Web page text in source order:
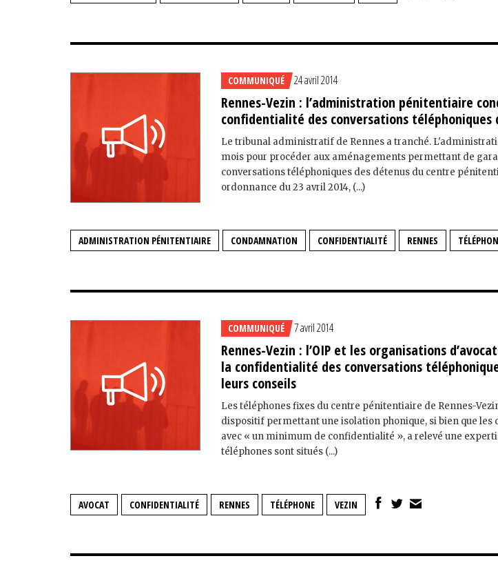
COMMUNIQUÉ 24 avril 2014
Rennes-Vezin : l’administration pénitentiaire
confidentialité des conversations téléphoniques
Le tribunal administratif de Rennes a tranché.
mois pour procéder aux aménagements permettant de
conversations téléphoniques des détenus du centre
ordonnance du 23 avril 2014, (...)
ADMINISTRATION PÉNITENTIAIRE CONDAMNATION CONFIDENTIALITÉ RENNES
COMMUNIQUÉ 7 avril 2014
Rennes-Vezin : l’OIP et les organisations
la confidentialité des conversations
leurs conseils
Les téléphones fixes du centre pénitentiaire de Rennes-
dispositif permettant une isolation phonique, si bien que les
avec « un minimum de confidentialité », a relevé une
téléphones sont situés (...)
AVOCAT CONFIDENTIALITÉ RENNES TÉLÉPHONE VEZIN